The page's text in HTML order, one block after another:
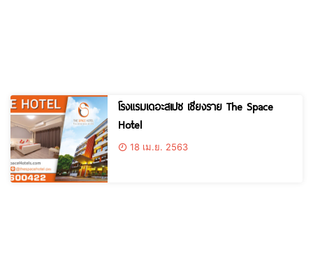
โรงแรมเดอะสเปซ เชียงราย The Space
Hotel
18 เม.ย. 2563